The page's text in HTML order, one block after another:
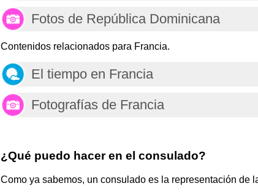
Fotos de República Dominicana
Contenidos relacionados para Francia.
El tiempo en Francia
Fotografías de Francia
¿Qué puedo hacer en el consulado?
Como ya sabemos, un consulado es la representación de